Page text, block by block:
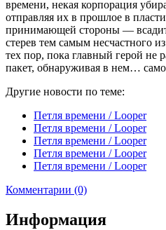
времени, некая корпорация
отправляя их в прошлое в
принимающей стороны —
стерев тем самым несчастного
тех пор, пока главный герой не
пакет, обнаруживая в нем…
Другие новости по теме:
Петля времени / Looper
Петля времени / Looper
Петля времени / Looper
Петля времени / Looper
Петля времени / Looper
Комментарии (0)
Информация